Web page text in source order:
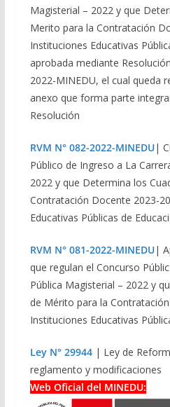
Magisterial – 2022 y que
Merito para la Contratación
Instituciones Educativas
aprobada mediante
2022-MINEDU, el cual queda
anexo que forma parte
Resolución
RVM N° 082-2022-MINEDU|
Público de Ingreso a La
2022 y que Determina los
Contratación Docente 2023-
Educativas Públicas de
RVM N° 081-2022-MINEDU|
que regulan el Concurso
Pública Magisterial – 2022 y
de Mérito para la
Instituciones Educativas
Ley N° 29944| Ley de
reglamento y modificaciones
Web Oficial del MINEDU: